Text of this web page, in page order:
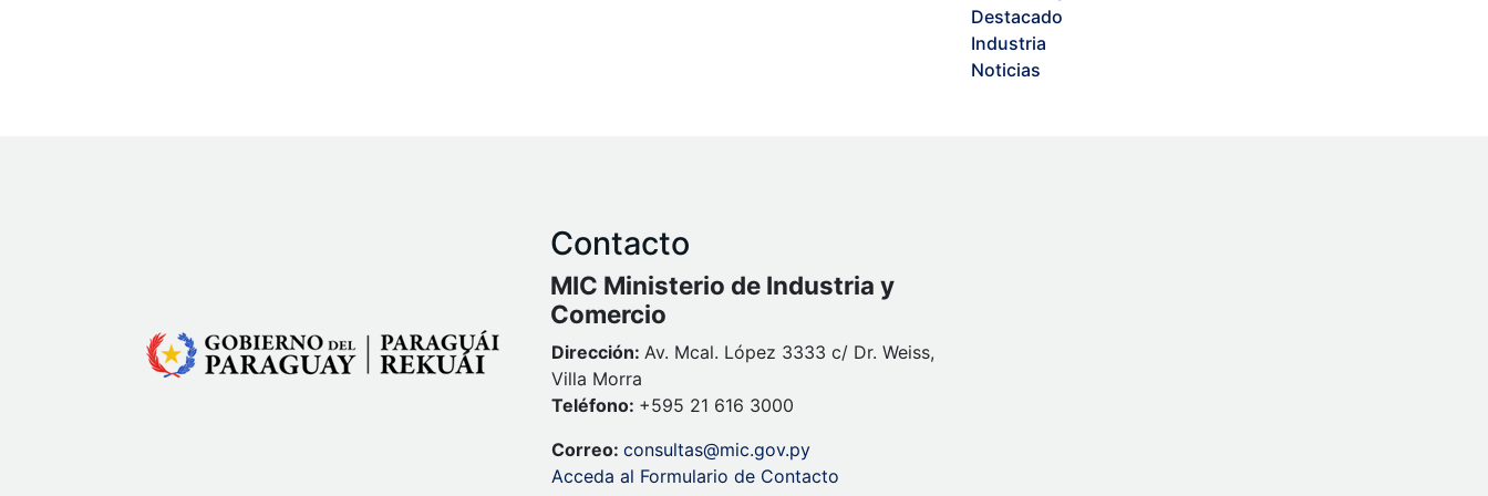
Destacado
Industria
Noticias
Contacto
MIC Ministerio de Industria y
Comercio
Dirección: Av. Mcal. López 3333 c/ Dr. Weiss,
Villa Morra
Teléfono: +595 21 616 3000
Correo: consultas@mic.gov.py
Acceda al Formulario de Contacto